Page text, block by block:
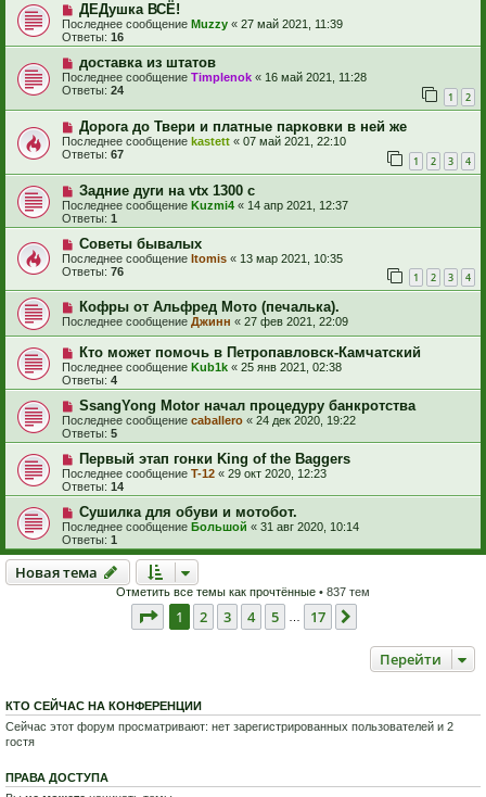
ДЕДушка ВСЁ!
Последнее сообщение Muzzy « 27 май 2021, 11:39
Ответы: 16
доставка из штатов
Последнее сообщение Timplenok « 16 май 2021, 11:28
Ответы: 24 1 2
Дорога до Твери и платные парковки в ней же
Последнее сообщение kastett « 07 май 2021, 22:10
Ответы: 67 1 2 3 4
Задние дуги на vtx 1300 c
Последнее сообщение Kuzmi4 « 14 апр 2021, 12:37
Ответы: 1
Советы бывалых
Последнее сообщение Itomis « 13 мар 2021, 10:35
Ответы: 76 1 2 3 4
Кофры от Альфред Мото (печалька).
Последнее сообщение Джинн « 27 фев 2021, 22:09
Кто может помочь в Петропавловск-Камчатский
Последнее сообщение Kub1k « 25 янв 2021, 02:38
Ответы: 4
SsangYong Motor начал процедуру банкротства
Последнее сообщение caballero « 24 дек 2020, 19:22
Ответы: 5
Первый этап гонки King of the Baggers
Последнее сообщение T-12 « 29 окт 2020, 12:23
Ответы: 14
Сушилка для обуви и мотобот.
Последнее сообщение Большой « 31 авг 2020, 10:14
Ответы: 1
Новая тема
Новаятема
Отметить все темы как прочтённые • 837 тем
Страница из 17
1 2 3 4 5 17
Перейти
КТО СЕЙЧАС НА КОНФЕРЕНЦИИ
Сейчас этот форум просматривают: нет зарегистрированных пользователей и 2
гостя
ПРАВА ДОСТУПА